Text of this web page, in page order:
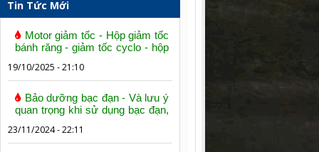
Tin Tức Mới
Motor giảm tốc - Hộp giảm tốc
bánh răng - giảm tốc cyclo - hộp
19/10/2025 - 21:10
Bảo dưỡng bạc đạn - Và lưu ý
quan trọng khi sử dụng bạc đạn,
23/11/2024 - 22:11